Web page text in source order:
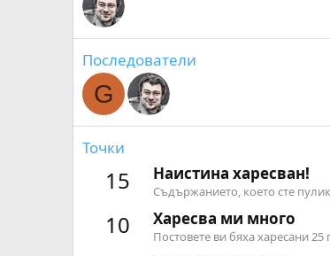
Последователи
G
Точки
15 Наистина харесван!
Съдържанието, което сте
10 Харесва ми много
Постовете ви бяха харесани 25